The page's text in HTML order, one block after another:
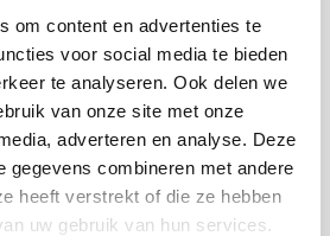
om content en advertenties te
voor social media te bieden
te analyseren. Ook delen we
van onze site met onze
adverteren en analyse. Deze
gegevens combineren met andere
heeft verstrekt of die ze hebben
uw gebruik van hun services.